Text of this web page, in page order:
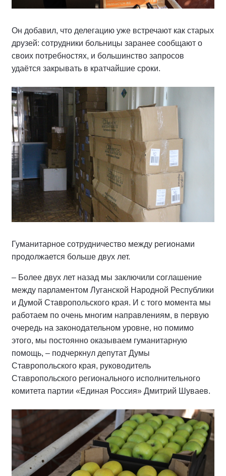
Он добавил, что делегацию уже встречают как старых
друзей: сотрудники больницы заранее сообщают о
своих потребностях, и большинство запросов
удаётся закрывать в кратчайшие сроки.
Гуманитарное сотрудничество между регионами
продолжается больше двух лет.
– Более двух лет назад мы заключили соглашение
между парламентом Луганской Народной Республики
и Думой Ставропольского края. И с того момента мы
работаем по очень многим направлениям, в первую
очередь на законодательном уровне, но помимо
этого, мы постоянно оказываем гуманитарную
помощь, – подчеркнул депутат Думы
Ставропольского края, руководитель
Ставропольского регионального исполнительного
комитета партии «Единая Россия» Дмитрий Шуваев.